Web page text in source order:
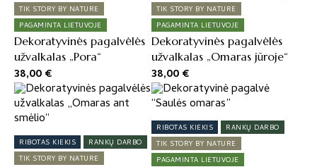
TIK STORY BY NATURE
PAGAMINTA LIETUVOJE
Dekoratyvinės pagalvėlės
užvalkalas „Pora“
38,00€
TIK STORY BY NATURE
PAGAMINTA LIETUVOJE
Dekoratyvinės pagalvėlės
užvalkalas „Omaras jūroje“
38,00€
RIBOTAS KIEKIS
RANKŲ DARBO
TIK STORY BY NATURE
RIBOTAS KIEKIS
RANKŲ DARBO
TIK STORY BY NATURE
PAGAMINTA LIETUVOJE